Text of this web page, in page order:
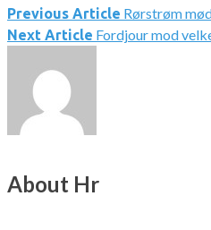
Previous Article Rørstrøm
Next Article Fordjour mod
About Hr